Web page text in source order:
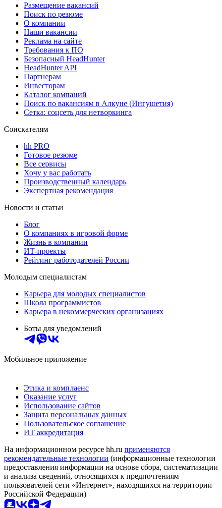
Размещение вакансий
Поиск по резюме
О компании
Наши вакансии
Реклама на сайте
Требования к ПО
Безопасный HeadHunter
HeadHunter API
Партнерам
Инвесторам
Каталог компаний
Поиск по вакансиям в Алкуне (Ингушетия)
Сетка: соцсеть для нетворкинга
Соискателям
hh PRO
Готовое резюме
Все сервисы
Хочу у вас работать
Производственный календарь
Экспертная рекомендация
Новости и статьи
Блог
О компаниях в игровой форме
Жизнь в компании
ИТ-проекты
Рейтинг работодателей России
Молодым специалистам
Карьера для молодых специалистов
Школа программистов
Карьера в некоммерческих организациях
Боты для уведомлений
Мобильное приложение
Этика и комплаенс
Оказание услуг
Использование сайтов
Защита персональных данных
Пользовательское соглашение
ИТ аккредитация
На информационном ресурсе hh.ru применяются
рекомендательные технологии (информационные технологии
предоставления информации на основе сбора, систематизации
и анализа сведений, относящихся к предпочтениям
пользователей сети «Интернет», находящихся на территории
Российской Федерации)